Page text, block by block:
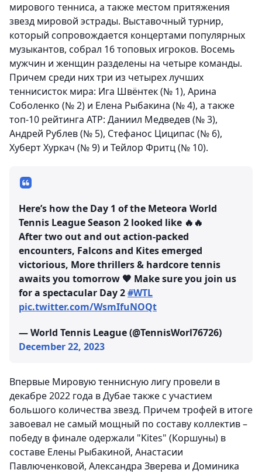
мирового тенниса, а также местом притяжения
звезд мировой эстрады. Выставочный турнир,
который сопровождается концертами популярных
музыкантов, собрал 16 топовых игроков. Восемь
мужчин и женщин разделены на четыре команды.
Причем среди них три из четырех лучших
теннисисток мира: Ига Швёнтек (№ 1), Арина
Соболенко (№ 2) и Елена Рыбакина (№ 4), а также
топ-10 рейтинга АТР: Даниил Медведев (№ 3),
Андрей Рублев (№ 5), Стефанос Циципас (№ 6),
Хуберт Хуркач (№ 9) и Тейлор Фритц (№ 10).
Here’s how the Day 1 of the Meteora World
Tennis League Season 2 looked like 🔥🔥
After two out and out action-packed
encounters, Falcons and Kites emerged
victorious, More thrillers & hardcore tennis
awaits you tomorrow 🧡 Make sure you join us
for a spectacular Day 2#WTL
pic.twitter.com/WsmIfuNOQt
— World Tennis League (@TennisWorl76726)
December 22, 2023
Впервые Мировую теннисную лигу провели в
декабре 2022 года в Дубае также с участием
большого количества звезд. Причем трофей в итоге
завоевал не самый мощный по составу коллектив –
победу в финале одержали "Kites" (Коршуны) в
составе Елены Рыбакиной, Анастасии
Павлюченковой, Александра Зверева и Доминика